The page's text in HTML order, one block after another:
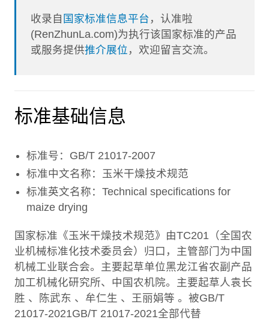
收录自 国家标准信息平台 ，认准啦
(RenZhunLa.com)为执行该国家标准的产品
或服务提供推介展位 ，欢迎留言交流。
标准基础信息
标准号：GB/T 21017-2007
标准中文名称：玉米干燥技术规范
标准英文名称：Technical specifications for
maize drying
国家标准《玉米干燥技术规范》由TC201（全国农
业机械标准化技术委员会）归口，主管部门为中国
机械工业联合会。主要起草单位黑龙江省农副产品
加工机械化研究所、中国农机院。主要起草人袁长
胜 、陈武东 、牟仁生 、王丽娟等 。被GB/T
21017-2021GB/T 21017-2021全部代替